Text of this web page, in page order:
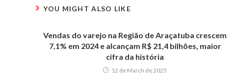
YOU MIGHT ALSO LIKE
Vendas do varejo na Região de Araçatuba crescem
7,1% em 2024 e alcançam R$ 21,4 bilhões, maior
cifra da história
12 de March de 2025